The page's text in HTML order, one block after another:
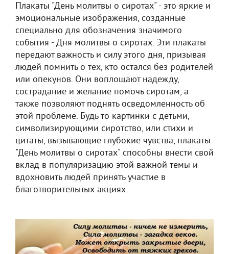
Плакаты "День молитвы о сиротах" - это яркие и
эмоциональные изображения, созданные
специально для обозначения значимого
события - Дня молитвы о сиротах. Эти плакаты
передают важность и силу этого дня, призывая
людей помнить о тех, кто остался без родителей
или опекунов. Они воплощают надежду,
сострадание и желание помочь сиротам, а
также позволяют поднять осведомленность об
этой проблеме. Будь то картинки с детьми,
символизирующими сиротство, или стихи и
цитаты, вызывающие глубокие чувства, плакаты
"День молитвы о сиротах" способны внести свой
вклад в популяризацию этой важной темы и
вдохновить людей принять участие в
благотворительных акциях.